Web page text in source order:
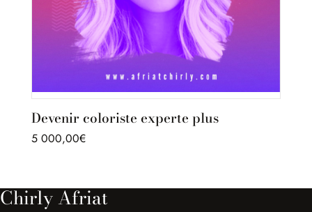
Devenir coloriste experte plus
5 000,00€
Chirly Afriat